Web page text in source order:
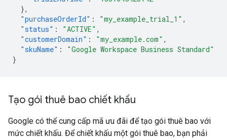
},
"purchaseOrderId" : "my_example_trial_1" ,
"status" : "ACTIVE" ,
"customerDomain" : "my_example.com" ,
"skuName" :
"Google Workspace Business Standard"
}
Tạo gói thuê bao chiết khấu
Google có thể cung cấp mã ưu đãi để tạo gói thuê bao với
mức chiết khấu. Để chiết khấu một gói thuê bao, bạn phải